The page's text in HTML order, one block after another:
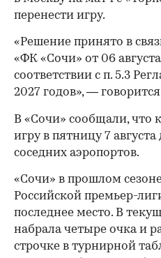
перенести игру.
«Решение принято в
«ФК «Сочи» от 06
соответствии с п. 5.3
2027 годов», —
00:00
В «Сочи» сообщали, что
игру в пятницу 7
соседних аэропортов.
«Сочи» в прошлом
Российской премьер-
последнее место. В
набрала четыре очка и
строчке в турнирной